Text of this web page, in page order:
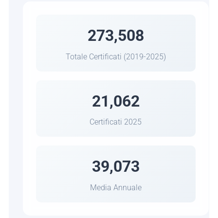
273,508
Totale Certificati (2019-2025)
21,062
Certificati 2025
39,073
Media Annuale